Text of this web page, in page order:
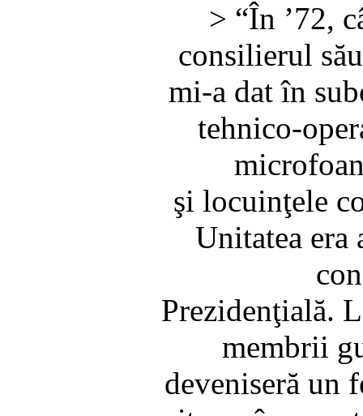
> “În ’72,
consilierul
mi-a dat în
tehnico-
şi locuinţele
Unitatea era
Prezidenţială.
membrii
deveniseră un